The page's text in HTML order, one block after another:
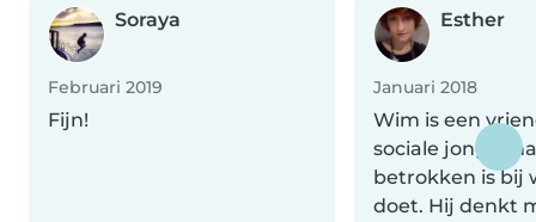
Soraya
Februari 2019
Fijn!
Esther
Januari 2018
Wim is een
sociale jonge
betrokken is bij
doet. Hij denkt